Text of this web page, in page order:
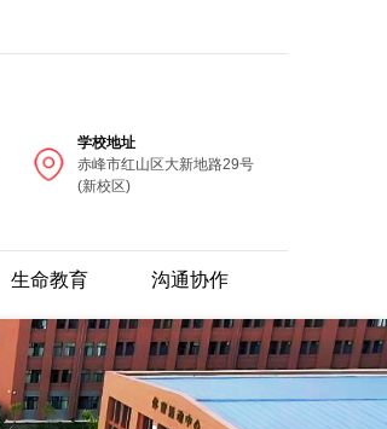
学校地址
赤峰市红山区大新地路29号
(新校区)
生命教育 沟通协作